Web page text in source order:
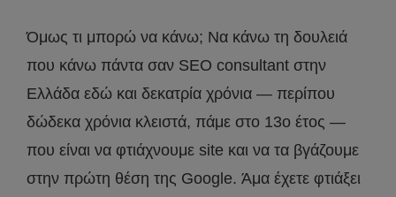
Όμως τι μπορώ να κάνω; Να κάνω τη δουλειά
που κάνω πάντα σαν SEO consultant στην
Ελλάδα εδώ και δεκατρία χρόνια — περίπου
δώδεκα χρόνια κλειστά, πάμε στο 13ο έτος —
που είναι να φτιάχνουμε site και να τα βγάζουμε
στην πρώτη θέση της Google. Άμα έχετε φτιάξει